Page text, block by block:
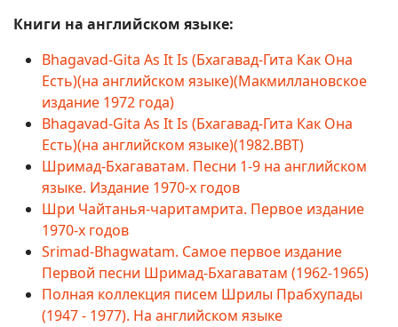
Книги на английском языке:
Bhagavad-Gita As It Is (Бхагавад-Гита Как Она
Есть)(на английском языке)(Макмиллановское
издание 1972 года)
Bhagavad-Gita As It Is (Бхагавад-Гита Как Она
Есть)(на английском языке)(1982.BBT)
Шримад-Бхагаватам. Песни 1-9 на английском
языке. Издание 1970-х годов
Шри Чайтанья-чаритамрита. Первое издание
1970-х годов
Srimad-Bhagwatam. Самое первое издание
Первой песни Шримад-Бхагаватам (1962-1965)
Полная коллекция писем Шрилы Прабхупады
(1947 - 1977). На английском языке